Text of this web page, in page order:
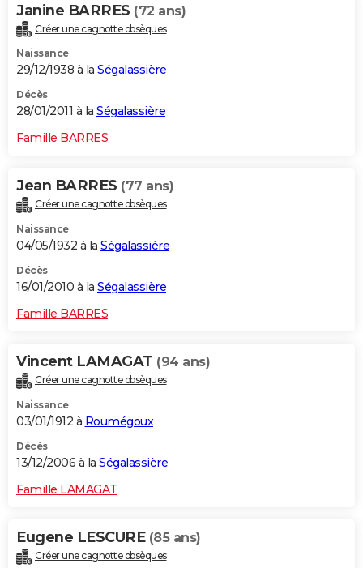
Janine BARRES (72 ans)
Créer une cagnotte obsèques
Naissance
29/12/1938 à la Ségalassière
Décès
28/01/2011 à la Ségalassière
Famille BARRES
Jean BARRES (77 ans)
Créer une cagnotte obsèques
Naissance
04/05/1932 à la Ségalassière
Décès
16/01/2010 à la Ségalassière
Famille BARRES
Vincent LAMAGAT (94 ans)
Créer une cagnotte obsèques
Naissance
03/01/1912 à Roumégoux
Décès
13/12/2006 à la Ségalassière
Famille LAMAGAT
Eugene LESCURE (85 ans)
Créer une cagnotte obsèques